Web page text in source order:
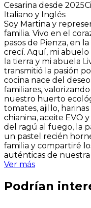
Cesarina desde 2025
Italiano y Inglés
Soy Martina y
familia. Vivo en el
pasos de Pienza, en
crecí. Aquí, mi
la tierra y mi abuela
transmitió la pasión
cocina nace del
familiares,
nuestro huerto
tomates, ajillo,
chianina, aceite EVO
del ragú al fuego, la
un pastel recién
familia y compartiré
auténticas de nuestra
Ver más
Podrían